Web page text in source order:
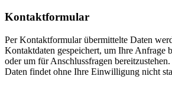
Kontaktformular
Per Kontaktformular übermittelte Daten
Kontaktdaten gespeichert, um Ihre Anfrage
oder um für Anschlussfragen
Daten findet ohne Ihre Einwilligung nicht